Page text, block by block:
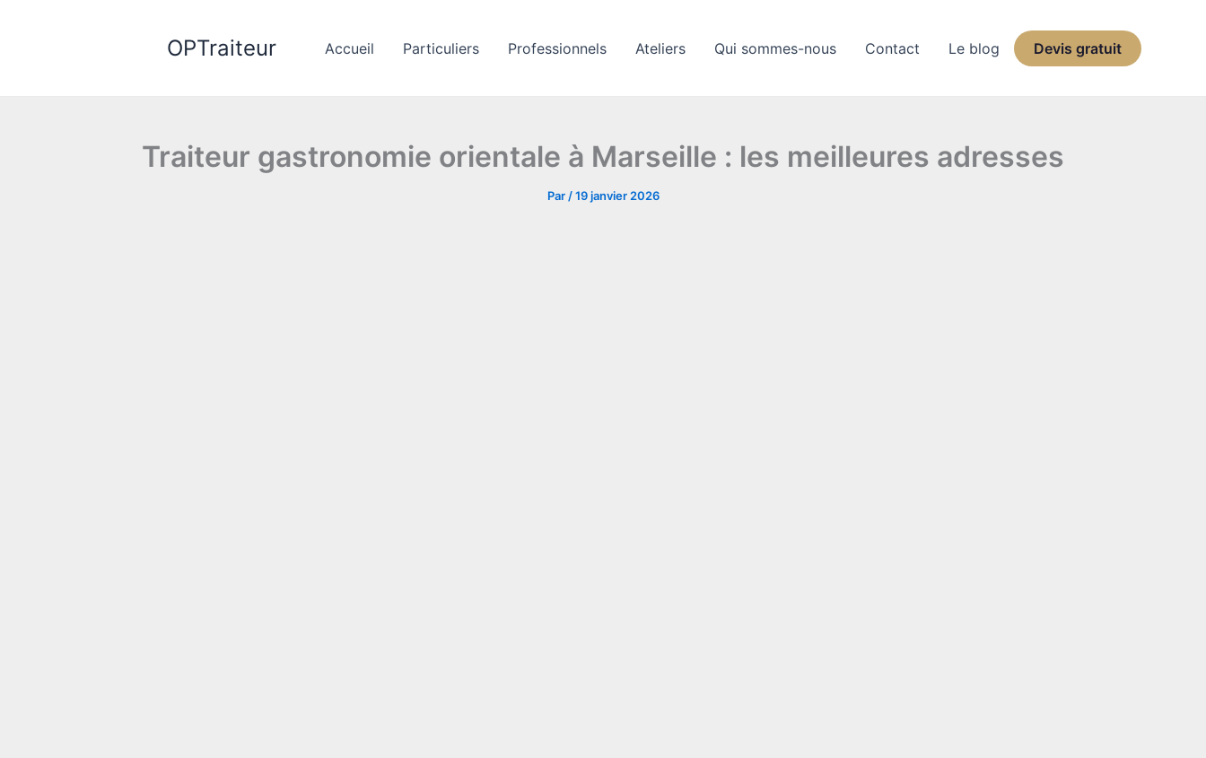
OPTraiteur Accueil Particuliers Professionnels Ateliers Qui sommes-nous Contact Le blog Devis gratuit
Traiteur gastronomie orientale à Marseille : les meilleures adresses
Par /19 janvier 2026